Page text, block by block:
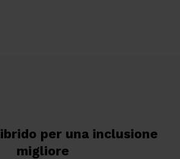
per una inclusione
migliore